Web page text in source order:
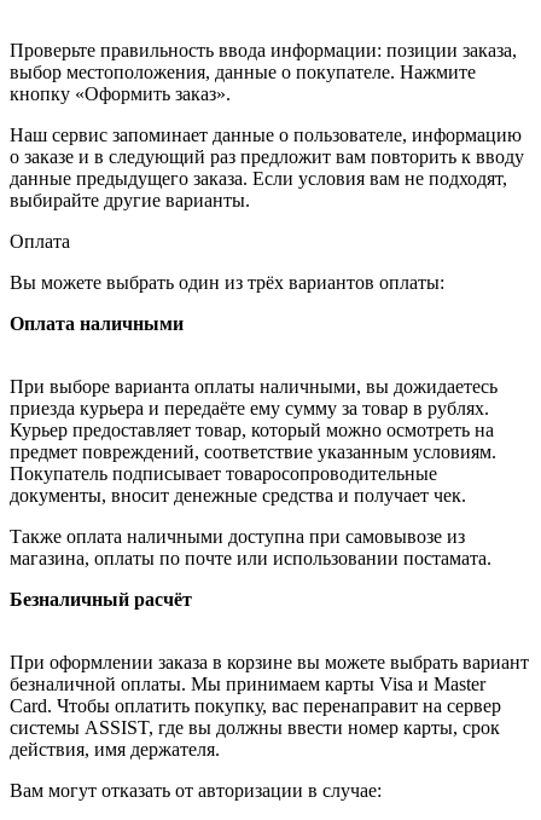
Проверьте правильность ввода информации: позиции заказа,
выбор местоположения, данные о покупателе. Нажмите
кнопку «Оформить заказ».
Наш сервис запоминает данные о пользователе, информацию
о заказе и в следующий раз предложит вам повторить к вводу
данные предыдущего заказа. Если условия вам не подходят,
выбирайте другие варианты.
Оплата
Вы можете выбрать один из трёх вариантов оплаты:
Оплата наличными
При выборе варианта оплаты наличными, вы дожидаетесь
приезда курьера и передаёте ему сумму за товар в рублях.
Курьер предоставляет товар, который можно осмотреть на
предмет повреждений, соответствие указанным условиям.
Покупатель подписывает товаросопроводительные
документы, вносит денежные средства и получает чек.
Также оплата наличными доступна при самовывозе из
магазина, оплаты по почте или использовании постамата.
Безналичный расчёт
При оформлении заказа в корзине вы можете выбрать вариант
безналичной оплаты. Мы принимаем карты Visa и Master
Card. Чтобы оплатить покупку, вас перенаправит на сервер
системы ASSIST, где вы должны ввести номер карты, срок
действия, имя держателя.
Вам могут отказать от авторизации в случае: